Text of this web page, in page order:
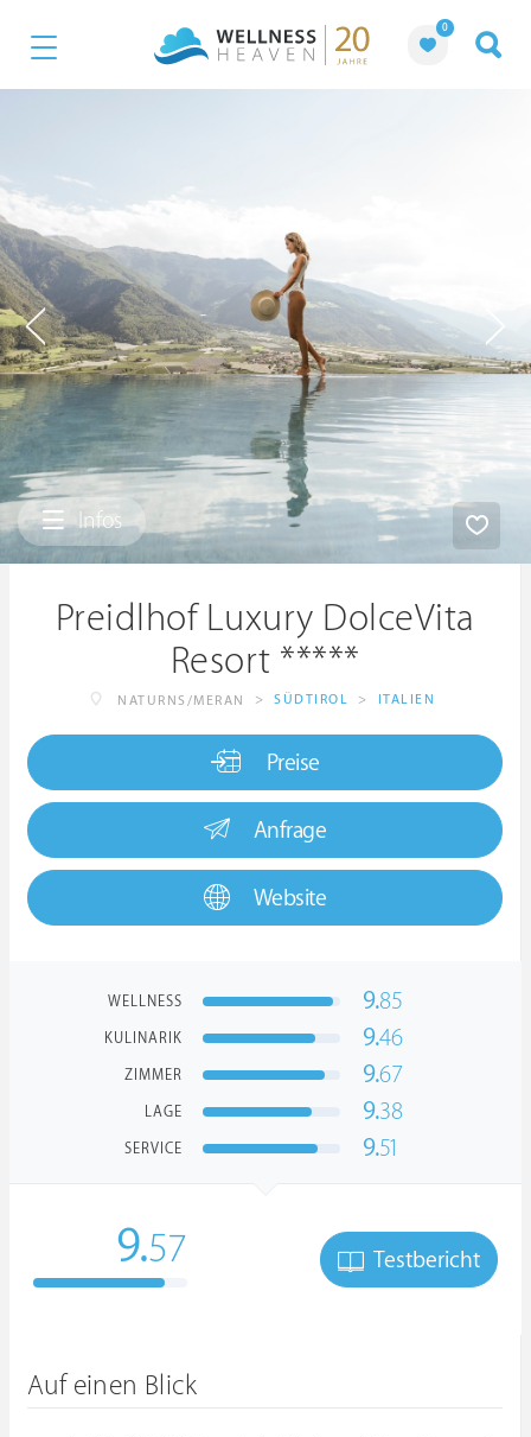
0
Infos
Preidlhof Luxury DolceVita
Resort *****
NATURNS/MERAN > SÜDTIROL > ITALIEN
Preise
Anfrage
Website
WELLNESS 9.85
KULINARIK 9.46
ZIMMER 9.67
LAGE 9.38
SERVICE 9.51
9.57 Testbericht
Auf einen Blick